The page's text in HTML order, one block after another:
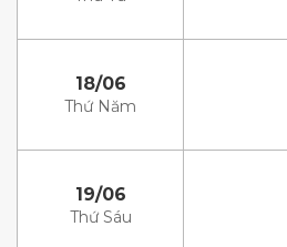
18/06
Thứ Năm
19/06
Thứ Sáu